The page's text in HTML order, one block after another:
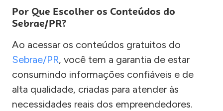
Por Que Escolher os Conteúdos do
Sebrae/PR?
Ao acessar os conteúdos gratuitos do
Sebrae/PR, você tem a garantia de estar
consumindo informações confiáveis e de
alta qualidade, criadas para atender às
necessidades reais dos empreendedores.